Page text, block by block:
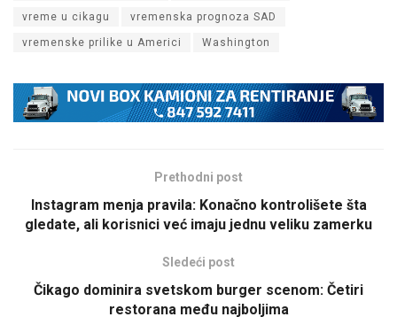
vreme u cikagu vremenska prognoza SAD
vremenske prilike u Americi Washington
Prethodni post
Instagram menja pravila: Konačno kontrolišete šta
gledate, ali korisnici već imaju jednu veliku zamerku
Sledeći post
Čikago dominira svetskom burger scenom: Četiri
restorana među najboljima